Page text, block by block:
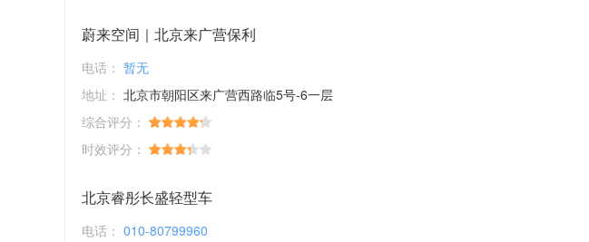
蔚来空间｜北京来广营保利
电话： 暂无
地址： 北京市朝阳区来广营西路临5号-6一层
综合评分：
时效评分：
北京睿彤长盛轻型车
电话： 010-80799960